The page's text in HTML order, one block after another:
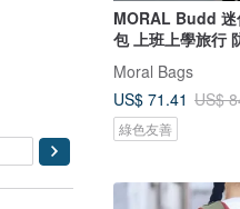
MORAL Budd 迷
包 上班上學旅行
Moral Bags
US$ 71.41 US$
綠色友善